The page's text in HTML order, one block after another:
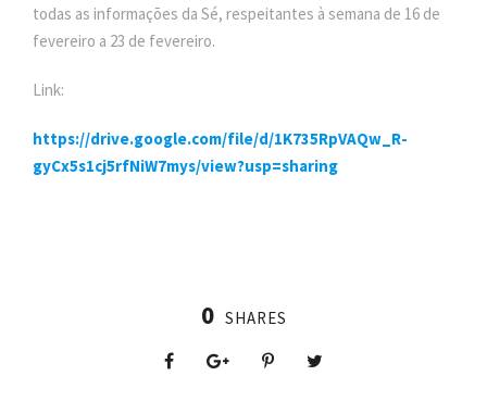
todas as informações da Sé, respeitantes à semana de 16 de
fevereiro a 23 de fevereiro.
Link:
https://drive.google.com/file/d/1K735RpVAQw_R-
gyCx5s1cj5rfNiW7mys/view?usp=sharing
0 SHARES